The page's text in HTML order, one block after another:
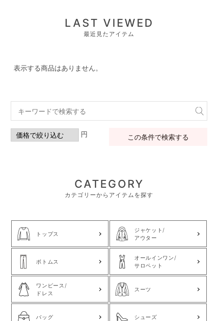
LAST VIEWED
最近見たアイテム
表示する商品はありません。
円 この条件で検索する
CATEGORY
カテゴリーからアイテムを探す
トップス
ジャケット/
アウター
ボトムス
オールインワン/
サロペット
ワンピース/
ドレス
スーツ
バッグ シューズ